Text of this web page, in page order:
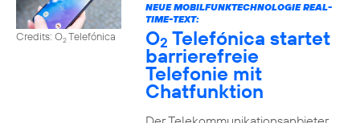
Credits: O2Telefónica
NEUE MOBILFUNKTECHNOLOGIE REAL-
TIME-TEXT:
O2 Telefónica startet
barrierefreie
Telefonie mit
Chatfunktion